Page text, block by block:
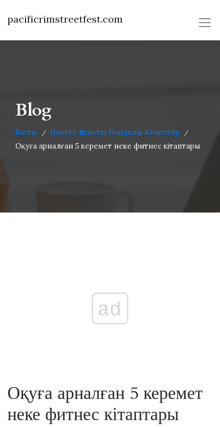
pacificrimstreetfest.com
Blog
Басты / Некеге Қатысты Пайдалы Кеңестер /
Оқуға арналған 5 керемет неке фитнес кітаптары
ad
Оқуға арналған 5 керемет
неке фитнес кітаптары